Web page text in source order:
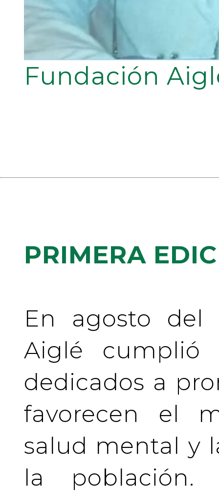
Fundación
PRIMERA
En agosto del
Aiglé
dedicados a
favorecen el
salud mental y
la población.